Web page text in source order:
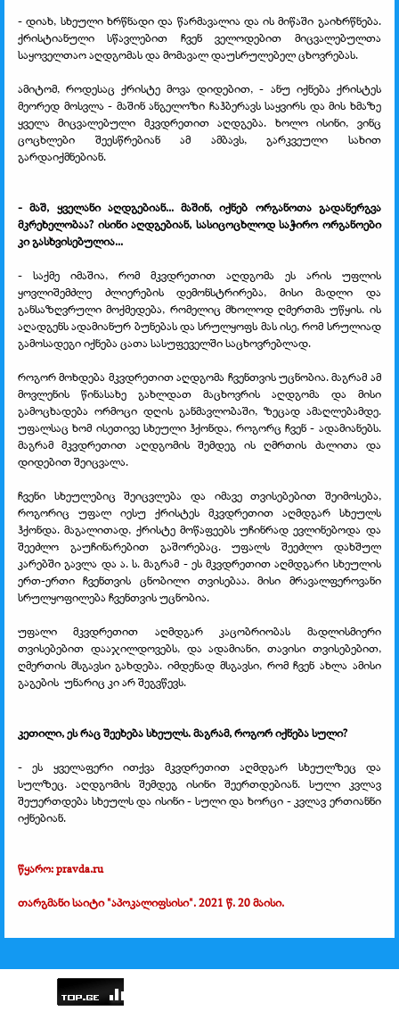
- დიახ, სხეული ხრწნადი და წარმავალია და ის მიწაში გაიხრწნება.
ქრისტიანული სწავლებით ჩვენ ველოდებით მიცვალებულთა
საყოველთაო აღდგომას და მომავალ დაუსრულებელ ცხოვრებას.
ამიტომ, როდესაც ქრისტე მოვა დიდებით, - ანუ იქნება ქრისტეს
მეორედ მოსვლა - მაშინ ანგელოზი ჩაჰბერავს საყვირს და მის ხმაზე
ყველა მიცვალებული მკვდრეთით აღდგება. ხოლო ისინი, ვინც
ცოცხლები შეესწრებიან ამ ამბავს, გარკვეული სახით
გარდაიქმნებიან.
- მაშ, ყველანი აღდგებიან... მაშინ, იქნებ ორგანოთა გადანერგვა
მკრეხელობაა? ისინი აღდგებიან, სასიცოცხლოდ საჭირო ორგანოები
კი გასხვისებულია...
- საქმე იმაშია, რომ მკვდრეთით აღდგომა ეს არის უფლის
ყოვლიშემძლე ძლიერების დემონსტრირება, მისი მადლი და
განსაზღვრული მოქმედება, რომელიც მხოლოდ ღმერთმა უწყის. ის
აღადგენს ადამიანურ ბუნებას და სრულყოფს მას ისე, რომ სრულიად
გამოსადეგი იქნება ცათა სასუფეველში საცხოვრებლად.
როგორ მოხდება მკვდრეთით აღდგომა ჩვენთვის უცნობია. მაგრამ ამ
მოვლენის წინასახე გახლდათ მაცხოვრის აღდგომა და მისი
გამოცხადება ორმოცი დღის განმავლობაში, ზეცად ამაღლებამდე.
უფალსაც ხომ ისეთივე სხეული ჰქონდა, როგორც ჩვენ - ადამიანებს.
მაგრამ მკვდრეთით აღდგომის შემდეგ ის ღმრთის ძალითა და
დიდებით შეიცვალა.
ჩვენი სხეულებიც შეიცვლება და იმავე თვისებებით შეიმოსება,
როგორიც უფალ იესუ ქრისტეს მკვდრეთით აღმდგარ სხეულს
ჰქონდა. მაგალითად, ქრისტე მოწაფეებს უჩინრად ევლინებოდა და
შეეძლო გაუჩინარებით გაშორებაც. უფალს შეეძლო დახშულ
კარებში გავლა და ა. ს. მაგრამ - ეს მკვდრეთით აღმდგარი სხეულის
ერთ-ერთი ჩვენთვის ცნობილი თვისებაა. მისი მრავალფეროვანი
სრულყოფილება ჩვენთვის უცნობია.
უფალი მკვდრეთით აღმდგარ კაცობრიობას მადლისმიერი
თვისებებით დააჯილდოვებს, და ადამიანი, თავისი თვისებებით,
ღმერთის მსგავსი გახდება. იმდენად მსგავსი, რომ ჩვენ ახლა ამისი
გაგების უნარიც კი არ შეგვწევს.
კეთილი, ეს რაც შეეხება სხეულს. მაგრამ, როგორ იქნება სული?
- ეს ყველაფერი ითქვა მკვდრეთით აღმდგარ სხეულზეც და
სულზეც. აღდგომის შემდეგ ისინი შეერთდებიან. სული კვლავ
შეუერთდება სხეულს და ისინი - სული და ხორცი - კვლავ ერთიანნი
იქნებიან.
წყარო: pravda.ru
თარგმანი საიტი "აპოკალიფსისი". 2021 წ. 20 მაისი.